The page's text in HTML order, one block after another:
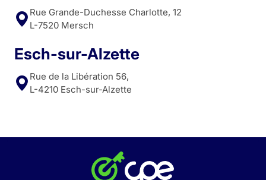
Rue Grande-Duchesse Charlotte, 12
L-7520 Mersch
Esch-sur-Alzette
Rue de la Libération 56,
L-4210 Esch-sur-Alzette